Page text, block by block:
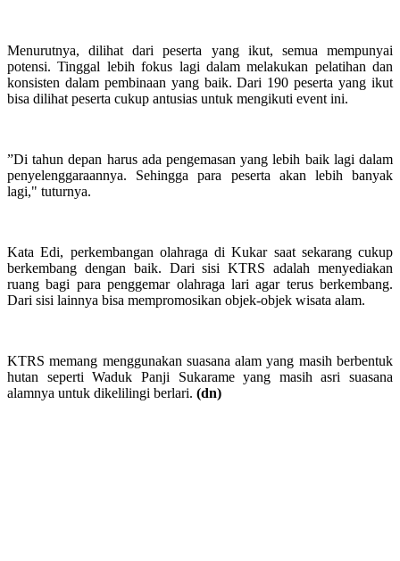
Menurutnya, dilihat dari peserta yang ikut, semua mempunyai
potensi. Tinggal lebih fokus lagi dalam melakukan pelatihan dan
konsisten dalam pembinaan yang baik. Dari 190 peserta yang ikut
bisa dilihat peserta cukup antusias untuk mengikuti event ini.
”Di tahun depan harus ada pengemasan yang lebih baik lagi dalam
penyelenggaraannya. Sehingga para peserta akan lebih banyak
lagi," tuturnya.
Kata Edi, perkembangan olahraga di Kukar saat sekarang cukup
berkembang dengan baik. Dari sisi KTRS adalah menyediakan
ruang bagi para penggemar olahraga lari agar terus berkembang.
Dari sisi lainnya bisa mempromosikan objek-objek wisata alam.
KTRS memang menggunakan suasana alam yang masih berbentuk
hutan seperti Waduk Panji Sukarame yang masih asri suasana
alamnya untuk dikelilingi berlari. (dn)